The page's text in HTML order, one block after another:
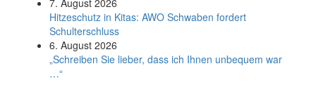
7. August 2026
Hitzeschutz in Kitas: AWO Schwaben fordert
Schulterschluss
6. August 2026
„Schreiben Sie lieber, dass ich Ihnen unbequem war
…“